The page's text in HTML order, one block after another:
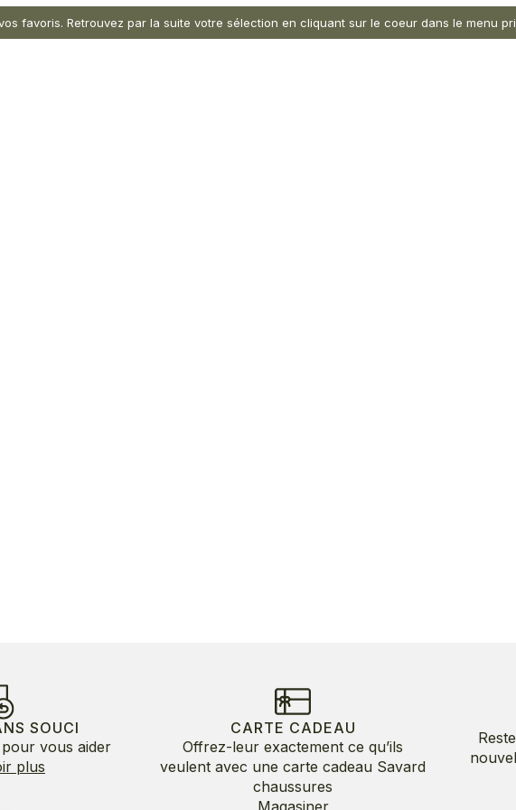
favoris. Retrouvez par la suite votre sélection en cliquant sur le coeur dans le menu
SOUCI
vous aider
plus
CARTE CADEAU
Offrez-leur exactement ce qu’ils
veulent avec une carte cadeau Savard
chaussures